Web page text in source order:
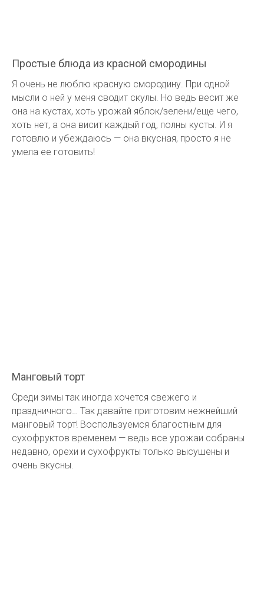
Простые блюда из красной смородины
Я очень не люблю красную смородину. При одной
мысли о ней у меня сводит скулы. Но ведь весит же
она на кустах, хоть урожай яблок/зелени/еще чего,
хоть нет, а она висит каждый год, полны кусты. И я
готовлю и убеждаюсь — она вкусная, просто я не
умела ее готовить!
Манговый торт
Среди зимы так иногда хочется свежего и
праздничного… Так давайте приготовим нежнейший
манговый торт! Воспользуемся благостным для
сухофруктов временем — ведь все урожаи собраны
недавно, орехи и сухофрукты только высушены и
очень вкусны.